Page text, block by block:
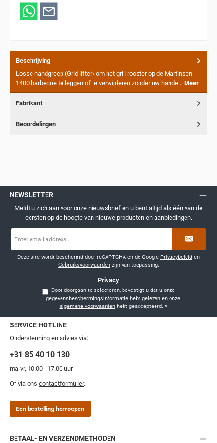
Beschrijving
Losse handgreep (Grid lifter) om het grill rooster op de Martinsen
1400 barbecue te leggen of te verwijderen zonder uw hande… Meer
Fabrikant
Beoordelingen
NEWSLETTER
Meldt u zich aan voor onze nieuwsbrief en u bent altijd als één van de
eersten op de hoogte van nieuwe producten en aanbiedingen.
mailadres
Deze site wordt beschermd door reCAPTCHA en de Google Privacybeleid en
Gebruiksvoorwaardenzijn van toepassing.
Privacy
Door doorgaan te selecteren, bevestigt u dat u onze
gegevensbeschermingsinformatie
algemene voorwaardenhebt geaccepteerd. *
SERVICE HOTLINE
Ondersteuning en advies via:
+31 85 40 10 130
ma-vr, 10.00 - 17.00 uur
Of via ons contactformulier.
Een bestelling herroepen
BETAAL- EN VERZENDMETHODEN